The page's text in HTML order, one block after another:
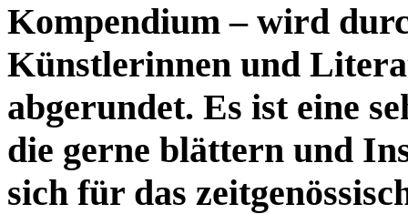
Kompendium – wird
Künstlerinnen und
abgerundet. Es ist eine
die gerne blättern und
sich für das